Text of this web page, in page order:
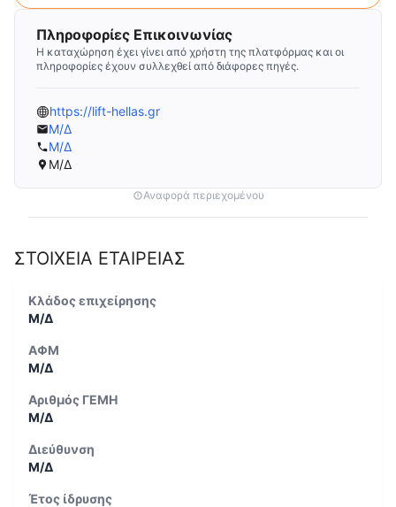
Πληροφορίες Επικοινωνίας
Η καταχώρηση έχει γίνει από χρήστη της πλατφόρμας και οι
πληροφορίες έχουν συλλεχθεί από διάφορες πηγές.
https://lift-hellas.gr
Μ/Δ
Μ/Δ
Μ/Δ
Αναφορά περιεχομένου
ΣΤΟΙΧΕΙΑ ΕΤΑΙΡΕΙΑΣ
Κλάδος επιχείρησης
Μ/Δ
ΑΦΜ
Μ/Δ
Αριθμός ΓΕΜΗ
Μ/Δ
Διεύθυνση
Μ/Δ
Έτος ίδρυσης